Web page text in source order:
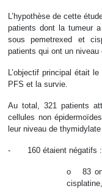
L’hypothèse de cette
patients dont la tumeur
sous pemetrexed et
patients qui ont un niveau
L’objectif principal était
PFS et la survie.
Au total, 321 patients
cellules non
leur niveau de
- 160 étaient négatifs :
o 83 ont
cisplatine,